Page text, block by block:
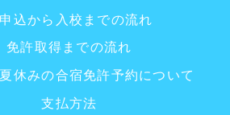
込から入校までの流れ
免許取得までの流れ
休みの合宿免許予約について
支払方法